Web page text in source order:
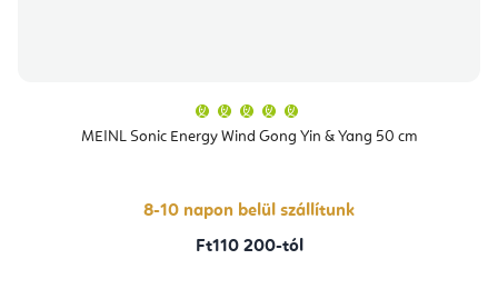
MEINL Sonic Energy Wind Gong Yin & Yang 50 cm
átlagos
értékelése
csillag.
8-10 napon belül szállítunk
Ft110 200-tól